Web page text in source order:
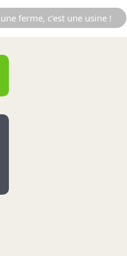
ferme, c’est une usine !